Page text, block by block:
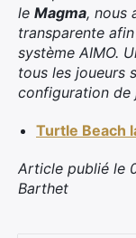
le Magma, nous
transparente
système AIMO.
tous les joueurs
configuration de
Turtle Beach
Article publié le
Barthet